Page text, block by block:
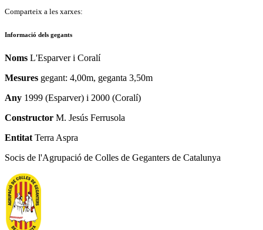
Comparteix a les xarxes:
Informació dels gegants
Noms L'Esparver i Coralí
Mesures gegant: 4,00m, geganta 3,50m
Any 1999 (Esparver) i 2000 (Coralí)
Constructor M. Jesús Ferrusola
Entitat Terra Aspra
Socis de l'Agrupació de Colles de Geganters de Catalunya